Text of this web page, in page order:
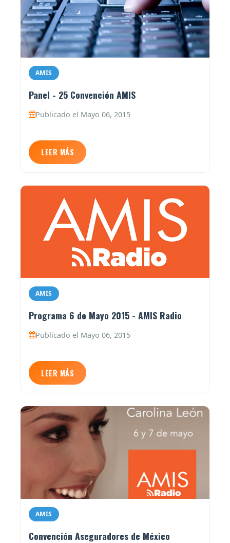
AMIS
Panel - 25 Convención AMIS
Publicado el Mayo 06, 2015
LEER MÁS
AMIS
Programa 6 de Mayo 2015 - AMIS Radio
Publicado el Mayo 06, 2015
LEER MÁS
AMIS
Convención Aseguradores de México